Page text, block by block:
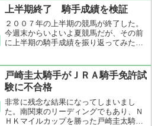
ているが勝てないのが実情。その中身を
見てみると１人気馬の数が...
上半期終了 騎手成績を検証
２００７年の上半期の競馬が終了した。
今週末からいよいよ夏競馬だが、その前
に上半期の騎手成績を振り返ってみた
注目している騎手エージェントのライン
別になっている。初めての人...
戸崎圭太騎手がＪＲＡ騎手免許試
験に不合格
非常に残念な結果になってしまいまし
た。南関東のリーディングでもあり、Ｎ
ＨＫマイルカップを勝った戸崎圭太騎手